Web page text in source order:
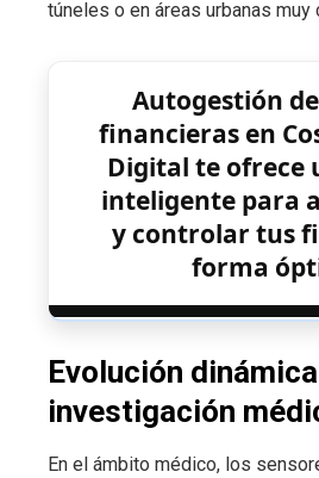
túneles o en áreas urbanas muy
Autogestión
financieras en
Digital te ofrece
inteligente para
y controlar tus
forma
Evolución
investigación
En el ámbito médico, los